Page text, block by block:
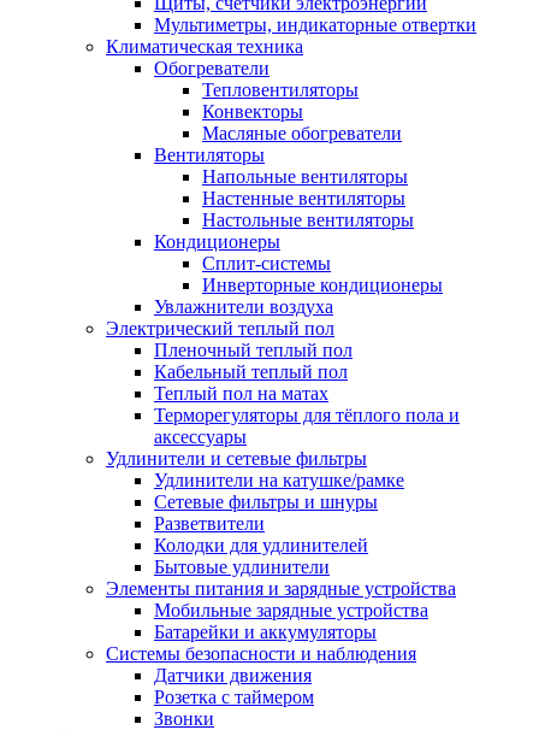
Мультиметры, индикаторные отвертки
Климатическая техника
Обогреватели
Тепловентиляторы
Конвекторы
Масляные обогреватели
Вентиляторы
Напольные вентиляторы
Настенные вентиляторы
Настольные вентиляторы
Кондиционеры
Сплит-системы
Инверторные кондиционеры
Увлажнители воздуха
Электрический теплый пол
Пленочный теплый пол
Кабельный теплый пол
Теплый пол на матах
Терморегуляторы для тёплого пола и
аксессуары
Удлинители и сетевые фильтры
Удлинители на катушке/рамке
Сетевые фильтры и шнуры
Разветвители
Колодки для удлинителей
Бытовые удлинители
Элементы питания и зарядные устройства
Мобильные зарядные устройства
Батарейки и аккумуляторы
Системы безопасности и наблюдения
Датчики движения
Розетка с таймером
Звонки